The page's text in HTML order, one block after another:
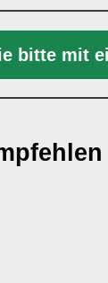
bitte mit